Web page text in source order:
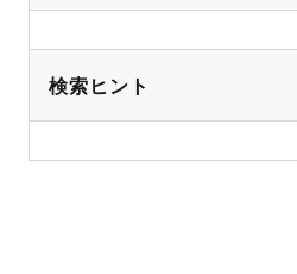
検索ヒント